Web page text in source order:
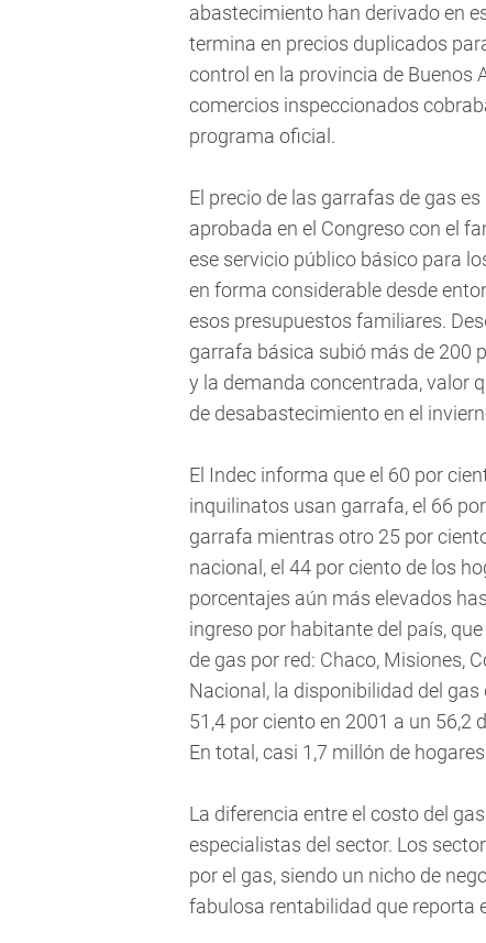
abastecimiento han derivado en
termina en precios duplicados
control en la provincia de Buenos
comercios inspeccionados
programa oficial.
El precio de las garrafas de gas
aprobada en el Congreso con el
ese servicio público básico para
en forma considerable desde
esos presupuestos familiares.
garrafa básica subió más de 200
y la demanda concentrada, valor
de desabastecimiento en el
El Indec informa que el 60 por
inquilinatos usan garrafa, el 66
garrafa mientras otro 25 por
nacional, el 44 por ciento de los
porcentajes aún más elevados
ingreso por habitante del país,
de gas por red: Chaco, Misiones,
Nacional, la disponibilidad del
51,4 por ciento en 2001 a un 56,2
En total, casi 1,7 millón de
La diferencia entre el costo del
especialistas del sector. Los
por el gas, siendo un nicho de
fabulosa rentabilidad que reporta